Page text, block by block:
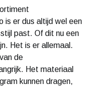
is er dus altijd wel een
past. Of dit nu een
Het is er allemaal.
de
Het materiaal
kunnen dragen,